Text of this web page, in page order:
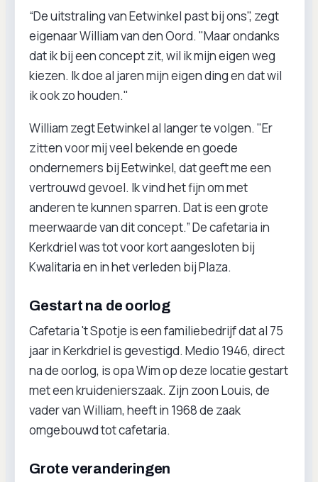
“De uitstraling van Eetwinkel past bij ons", zegt
eigenaar William van den Oord. "Maar ondanks
dat ik bij een concept zit, wil ik mijn eigen weg
kiezen. Ik doe al jaren mijn eigen ding en dat wil
ik ook zo houden."
William zegt Eetwinkel al langer te volgen. "Er
zitten voor mij veel bekende en goede
ondernemers bij Eetwinkel, dat geeft me een
vertrouwd gevoel. Ik vind het fijn om met
anderen te kunnen sparren. Dat is een grote
meerwaarde van dit concept.” De cafetaria in
Kerkdriel was tot voor kort aangesloten bij
Kwalitaria en in het verleden bij Plaza.
Gestart na de oorlog
Cafetaria 't Spotje is een familiebedrijf dat al 75
jaar in Kerkdriel is gevestigd. Medio 1946, direct
na de oorlog, is opa Wim op deze locatie gestart
met een kruidenierszaak. Zijn zoon Louis, de
vader van William, heeft in 1968 de zaak
omgebouwd tot cafetaria.
Grote veranderingen